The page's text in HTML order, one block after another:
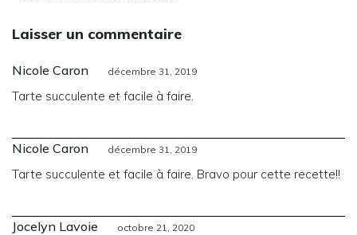
Laisser un commentaire
Nicole Caron décembre 31, 2019
Tarte succulente et facile à faire.
Nicole Caron décembre 31, 2019
Tarte succulente et facile à faire. Bravo pour cette recette!!
Jocelyn Lavoie octobre 21, 2020